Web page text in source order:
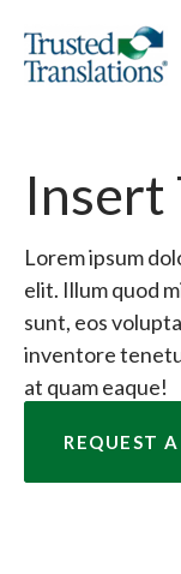
Lorem ipsum
elit. Illum quod
sunt, eos
inventore
at quam eaque!
REQUEST